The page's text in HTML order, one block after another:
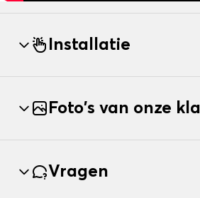
Installatie
Foto's van onze
Vragen